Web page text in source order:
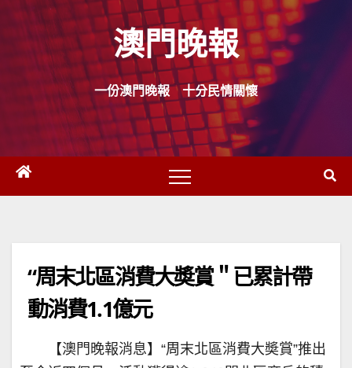
Skip
content
澳門晚報
一份澳門晚報 十分民情關懷
“周末北區消費大奬賞＂已累計帶
動消費1.1億元
【澳門晚報消息】“周末北區消費大奬賞”推出